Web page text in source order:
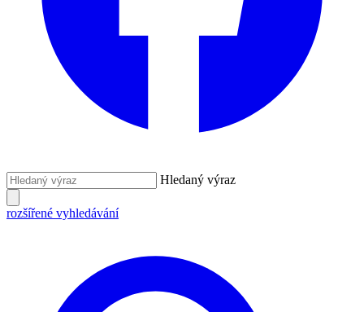
Hledaný výraz
rozšířené vyhledávání